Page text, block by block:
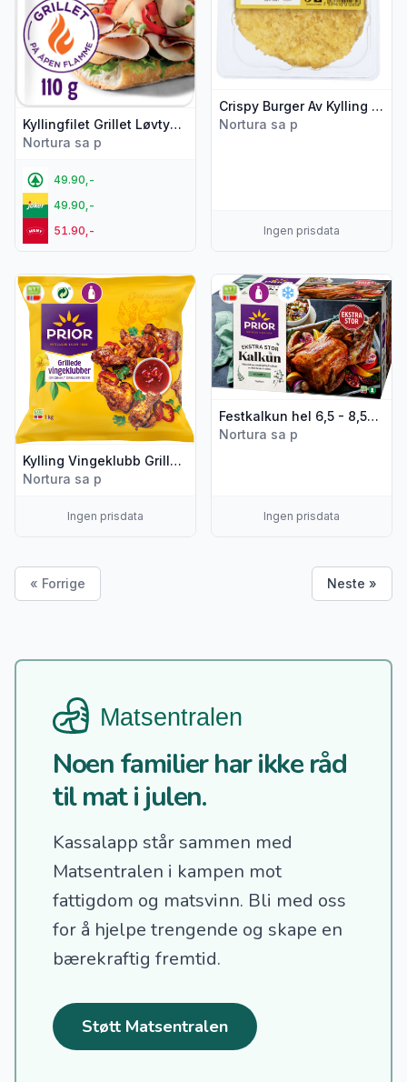
Kyllingfilet Grillet Løvtynn 110g Prior
Nortura sa p
49.90,-
49.90,-
51.90,-
Crispy Burger Av Kylling 270g Prior
Nortura sa p
Ingen prisdata
Kylling Vingeklubb Grillet 1kg Prior
Nortura sa p
Ingen prisdata
Vis flere detaljer for produktet "Kylling Vingeklubb Grillet 1kg
Festkalkun hel 6,5 - 8,5kg Prior
Nortura sa p
Ingen prisdata
Vis flere detaljer for
« Forrige Neste »
Noen familier har ikke råd
til mat i julen.
Kassalapp står sammen med
Matsentralen i kampen mot
fattigdom og matsvinn. Bli med oss
for å hjelpe trengende og skape en
bærekraftig fremtid.
Støtt Matsentralen